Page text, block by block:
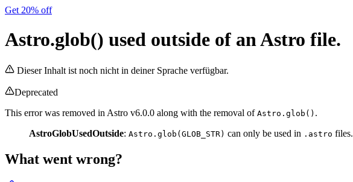
Get 20% off
Astro.glob() used outside of an Astro file.
Dieser Inhalt ist noch nicht in deiner Sprache verfügbar.
Deprecated
This error was removed in Astro v6.0.0 along with the removal of Astro.glob() .
AstroGlobUsedOutside: Astro.glob(GLOB_STR) can only be used in .astro files.
What went wrong?